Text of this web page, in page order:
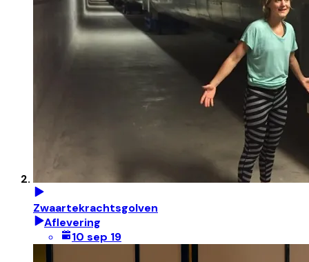
Zwaartekrachtsgolven
Aflevering
10 sep 19